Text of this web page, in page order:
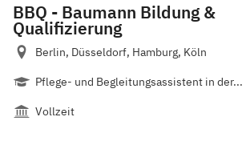
BBQ - Baumann Bildung &
Qualifizierung
Berlin, Düsseldorf, Hamburg, Köln
Pflege- und Begleitungsassistent in der...
Vollzeit